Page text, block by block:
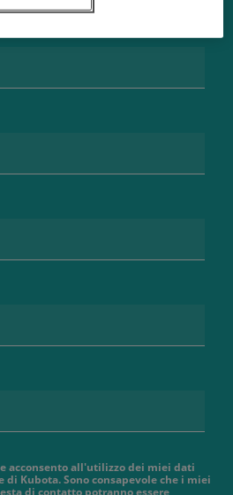
acconsento all'utilizzo dei miei dati
di Kubota. Sono consapevole che i miei
di contatto potranno essere